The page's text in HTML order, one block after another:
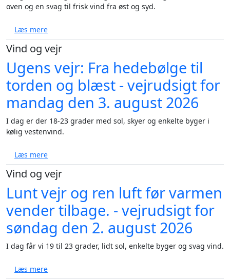
oven og en svag til frisk vind fra øst og syd.
Læs mereom Varme, kraftige byger og tropenat i vente -
Vind og vejr
Ugens vejr: Fra hedebølge til
torden og blæst - vejrudsigt for
mandag den 3. august 2026
I dag er der 18-23 grader med sol, skyer og enkelte byger i
kølig vestenvind.
Læs mereom Ugens vejr: Fra hedebølge til torden og blæst -
Vind og vejr
Lunt vejr og ren luft før varmen
vender tilbage. - vejrudsigt for
søndag den 2. august 2026
I dag får vi 19 til 23 grader, lidt sol, enkelte byger og svag vind.
Læs mereom Lunt vejr og ren luft før varmen vender tilbage.